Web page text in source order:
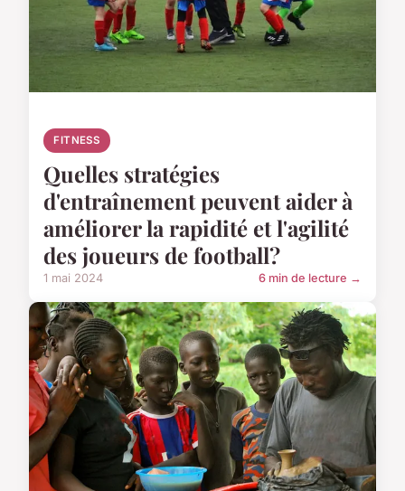
FITNESS
Quelles stratégies
d'entraînement peuvent aider à
améliorer la rapidité et l'agilité
des joueurs de football?
1 mai 2024 6 min de lecture →